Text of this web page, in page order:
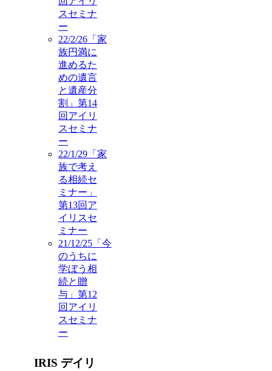
スセミナ
ー
22/2/26「家
族円満に
進めるた
めの遺言
と遺産分
割」第14
回アイリ
スセミナ
ー
22/1/29「家
族で考え
る相続セ
ミナー」
第13回ア
イリスセ
ミナー
21/12/25「今
のうちに
学ぼう相
続と贈
与」第12
回アイリ
スセミナ
ー
IRIS デイリ